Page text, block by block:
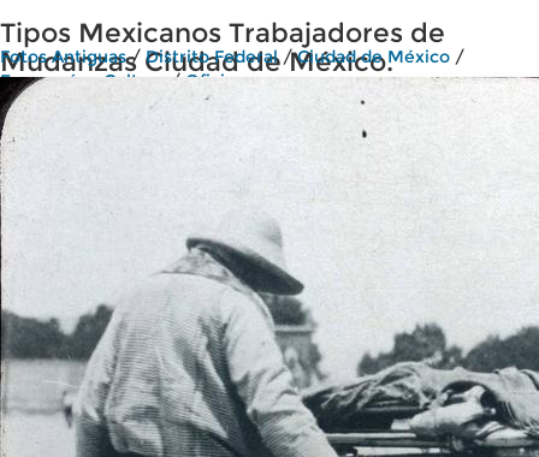
Tipos Mexicanos Trabajadores de
Mudanzas Ciudad de México.
Fotos Antiguas/ Distrito Federal/Ciudad de México /
Economía y Cultura /Oficios